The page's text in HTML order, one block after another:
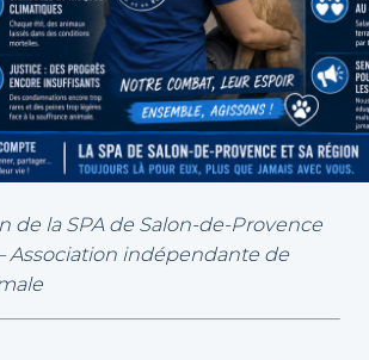
de la SPA de Salon-de-Provence
Association indépendante de